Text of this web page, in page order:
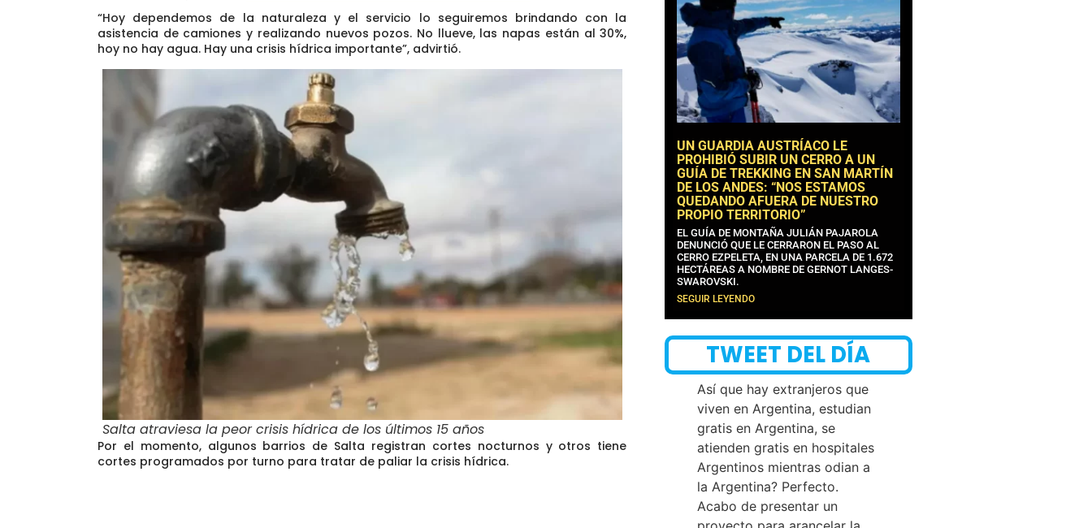
“Hoy dependemos de la naturaleza y el servicio lo seguiremos brindando con la
asistencia de camiones y realizando nuevos pozos. No llueve, las napas están al 30%,
hoy no hay agua. Hay una crisis hídrica importante”, advirtió.
Salta atraviesa la peor crisis hídrica de los últimos 15 años
Por el momento, algunos barrios de Salta registran cortes nocturnos y otros tiene
cortes programados por turno para tratar de paliar la crisis hídrica.
UN GUARDIA AUSTRÍACO LE
PROHIBIÓ SUBIR UN CERRO A UN
GUÍA DE TREKKING EN SAN MARTÍN
DE LOS ANDES: “NOS ESTAMOS
QUEDANDO AFUERA DE NUESTRO
PROPIO TERRITORIO”
EL GUÍA DE MONTAÑA JULIÁN PAJAROLA
DENUNCIÓ QUE LE CERRARON EL PASO AL
CERRO EZPELETA, EN UNA PARCELA DE 1.672
HECTÁREAS A NOMBRE DE GERNOT LANGES-
SWAROVSKI.
SEGUIR LEYENDO
TWEET DEL DÍA
Así que hay extranjeros que
viven en Argentina, estudian
gratis en Argentina, se
atienden gratis en hospitales
Argentinos mientras odian a
la Argentina? Perfecto.
Acabo de presentar un